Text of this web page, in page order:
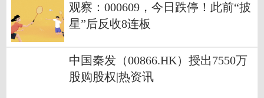
观察：000609，今日跌停！此前“披
星”后反收8连板
中国秦发（00866.HK）授出7550万
股购股权|热资讯